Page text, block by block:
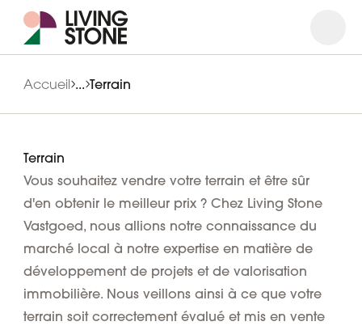
Accueil ... Terrain
Terrain
Vous souhaitez vendre votre terrain et être sûr
d'en obtenir le meilleur prix ? Chez Living Stone
Vastgoed, nous allions notre connaissance du
marché local à notre expertise en matière de
développement de projets et de valorisation
immobilière. Nous veillons ainsi à ce que votre
terrain soit correctement évalué et mis en vente